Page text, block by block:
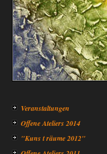
Veranstaltungen
Offene Ateliers 2014
"Kuns t räume 2012"